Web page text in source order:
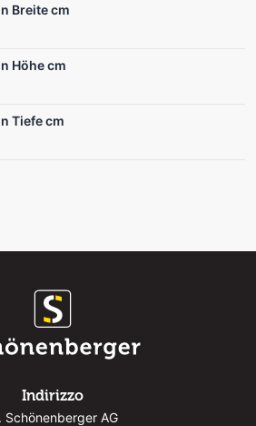
Breite cm
Höhe cm
Tiefe cm
Indirizzo
Schönenberger AG